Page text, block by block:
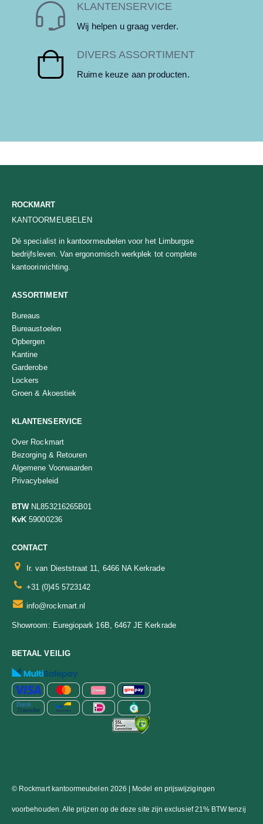
KLANTENSERVICE
Wij helpen u graag verder.
DIVERS ASSORTIMENT
Ruime keuze aan producten.
ROCKMART
KANTOORMEUBELEN
Dé specialist in kantoormeubelen voor het Limburgse
bedrijfsleven. Van ergonomisch werkplek tot complete
kantoorinrichting.
ASSORTIMENT
Bureaus
Bureaustoelen
Opbergen
Kantine
Garderobe
Lockers
Groen & Akoestiek
KLANTENSERVICE
Over Rockmart
Bezorging & Retouren
Algemene Voorwaarden
Privacybeleid
BTWNL853216265B01
KvK 59000236
CONTACT
Ir. van Dieststraat 11, 6466 NA Kerkrade
+31 (0)45 5723142
info@rockmart.nl
Showroom: Euregiopark 16B, 6467 JE Kerkrade
BETAAL VEILIG
© Rockmart kantoormeubelen 2026 | Model en prijswijzigingen
voorbehouden. Alle prijzen op de deze site zijn exclusief 21% BTW tenzij